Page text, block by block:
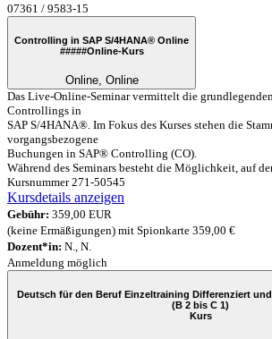
07361 / 9583-15
Controlling in SAP S/4HANA® Online
#####Online-Kurs
Online, Online
Das Live-Online-Seminar vermittelt die
Controllings in
SAP S/4HANA®. Im Fokus des Kurses stehen die
vorgangsbezogene
Buchungen in SAP® Controlling (CO).
Während des Seminars besteht die Möglichkeit, auf
Kursnummer 271-50545
Kursdetails anzeigen
Gebühr: 359,00 EUR
(keine Ermäßigungen) mit Spionkarte 359,00 €
Dozent*in: N., N.
Anmeldung möglich
Deutsch für den Beruf Einzeltraining Differenziert und korrekt kommunizieren
(B 2 bis C 1)
Kurs